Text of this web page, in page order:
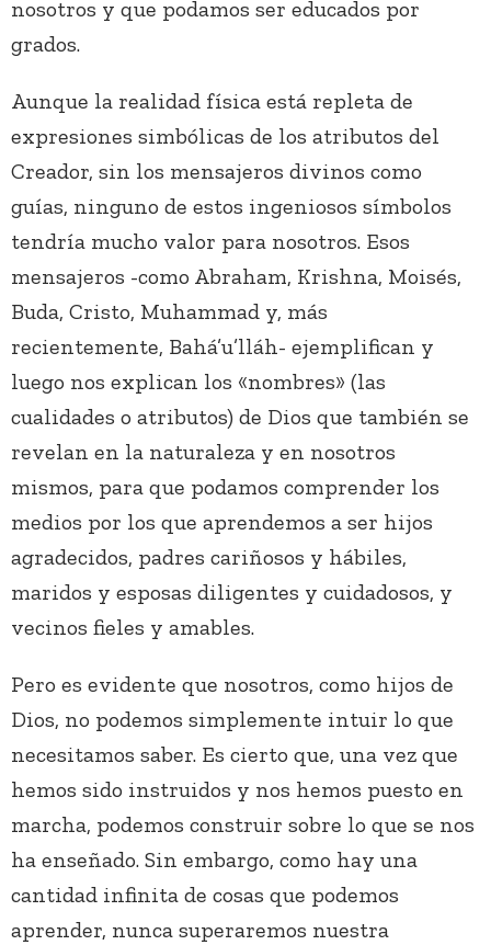
nosotros y que podamos ser educados por
grados.
Aunque la realidad física está repleta de
expresiones simbólicas de los atributos del
Creador, sin los mensajeros divinos como
guías, ninguno de estos ingeniosos símbolos
tendría mucho valor para nosotros. Esos
mensajeros -como Abraham, Krishna, Moisés,
Buda, Cristo, Muhammad y, más
recientemente, Bahá’u’lláh- ejemplifican y
luego nos explican los «nombres» (las
cualidades o atributos) de Dios que también se
revelan en la naturaleza y en nosotros
mismos, para que podamos comprender los
medios por los que aprendemos a ser hijos
agradecidos, padres cariñosos y hábiles,
maridos y esposas diligentes y cuidadosos, y
vecinos fieles y amables.
Pero es evidente que nosotros, como hijos de
Dios, no podemos simplemente intuir lo que
necesitamos saber. Es cierto que, una vez que
hemos sido instruidos y nos hemos puesto en
marcha, podemos construir sobre lo que se nos
ha enseñado. Sin embargo, como hay una
cantidad infinita de cosas que podemos
aprender, nunca superaremos nuestra